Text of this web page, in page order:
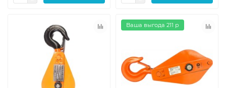
Ваша выгода 211 р